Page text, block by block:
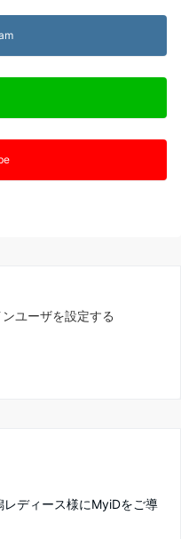
ユーザを設定する
レディース様にMyiDをご導